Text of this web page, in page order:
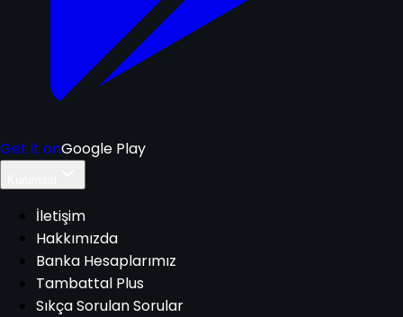
Get it onGoogle Play
İletişim
Hakkımızda
Banka Hesaplarımız
Tambattal Plus
Sıkça Sorulan Sorular